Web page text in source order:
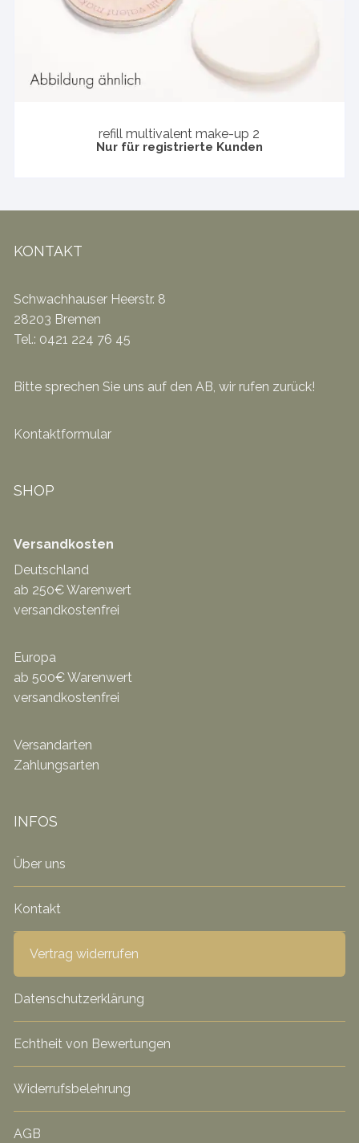
refill multivalent make-up 2
Nur für registrierte Kunden
KONTAKT
Schwachhauser Heerstr. 8
28203 Bremen
Tel.: 0421 224 76 45
Bitte sprechen Sie uns auf den AB, wir rufen zurück!
Kontaktformular
SHOP
Versandkosten
Deutschland
ab 250€ Warenwert
versandkostenfrei
Europa
ab 500€ Warenwert
versandkostenfrei
Versandarten
Zahlungsarten
INFOS
Über uns
Kontakt
Vertrag widerrufen
Datenschutzerklärung
Echtheit von Bewertungen
Widerrufsbelehrung
AGB